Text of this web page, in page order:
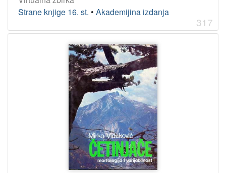
Strane knjige 16. st. • Akademijina izdanja
317